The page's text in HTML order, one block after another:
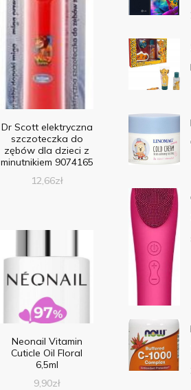
Dr Scott elektryczna
szczoteczka do
zębów dla dzieci z
minutnikiem 9074165
12,66zł
Neonail Vitamin
Cuticle Oil Floral
6,5ml
9,90zł